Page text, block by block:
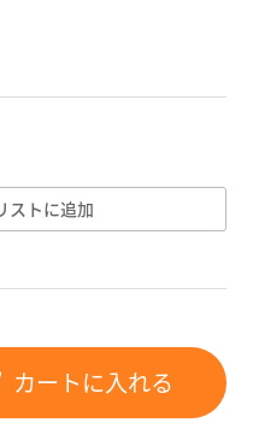
ストに追加
カートに入れる